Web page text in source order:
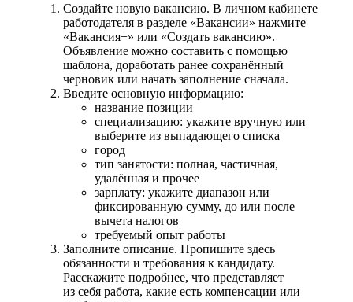
Создайте новую вакансию. В личном кабинете
работодателя в разделе «Вакансии» нажмите
«Вакансия+» или «Создать вакансию».
Объявление можно составить с помощью
шаблона, доработать ранее сохранённый
черновик или начать заполнение сначала.
Введите основную информацию:
название позиции
специализацию: укажите вручную или
выберите из выпадающего списка
город
тип занятости: полная, частичная,
удалённая и прочее
зарплату: укажите диапазон или
фиксированную сумму, до или после
вычета налогов
требуемый опыт работы
Заполните описание. Пропишите здесь
обязанности и требования к кандидату.
Расскажите подробнее, что представляет
из себя работа, какие есть компенсации или